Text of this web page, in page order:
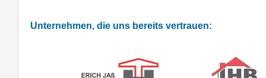
Unternehmen, die uns bereits vertrauen: